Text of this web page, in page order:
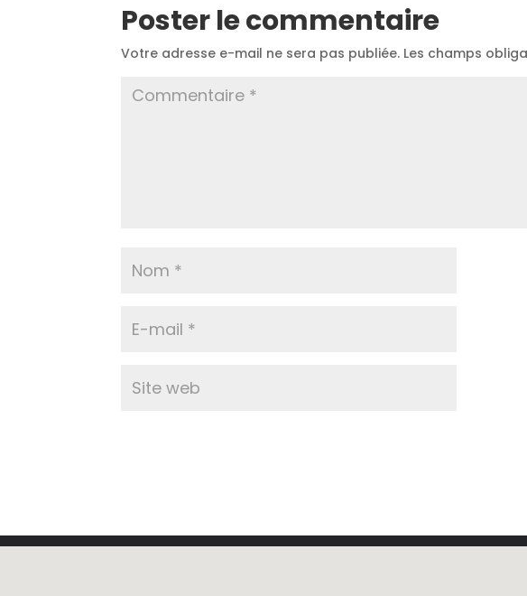
Poster le commentaire
Votre adresse e-mail ne sera pas publiée. Les champs